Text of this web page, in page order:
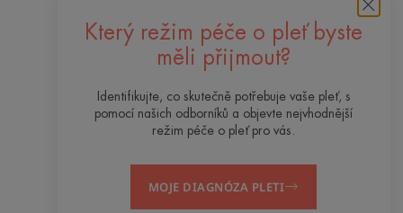
Který režim péče o pleť byste
měli přijmout?
Identifikujte, co skutečně potřebuje vaše pleť, s
pomocí našich odborníků a objevte nejvhodnější
režim péče o pleť pro vás.
MOJE DIAGNÓZA PLETI